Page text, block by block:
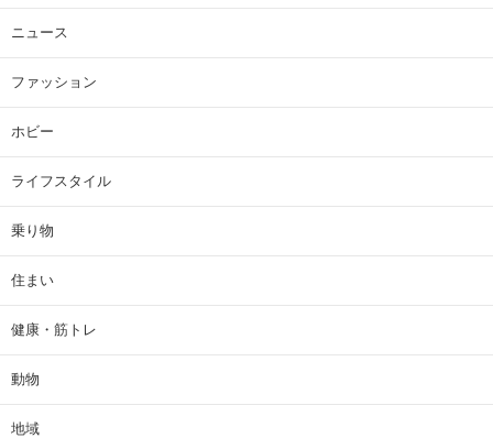
ニュース
ファッション
ホビー
ライフスタイル
乗り物
住まい
健康・筋トレ
動物
地域